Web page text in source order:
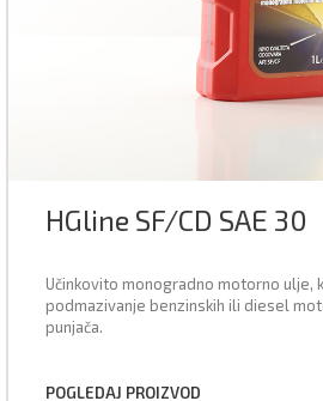
HGline SF/CD SAE 30
Učinkovito monogradno motorno ulje,
podmazivanje benzinskih ili diesel
punjača.
POGLEDAJ PROIZVOD